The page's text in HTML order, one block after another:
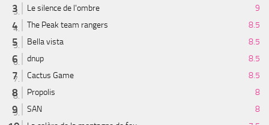
Le silence de l'ombre
9
The Peak team rangers
8.5
Bella vista
8.5
dnup
8.5
Cactus Game
8.5
Propolis
8
SAN
8